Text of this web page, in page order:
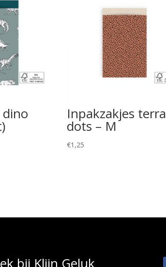
dino Inpakzakjes terra
dots – M
€1,25
bij Klijn Geluk